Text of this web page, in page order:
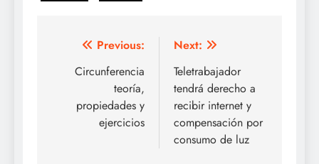
Navegación
entradas
Previous:
Circunferencia
teoría,
propiedades y
ejercicios
Next:
Teletrabajador
tendrá derecho a
recibir internet y
compensación por
consumo de luz